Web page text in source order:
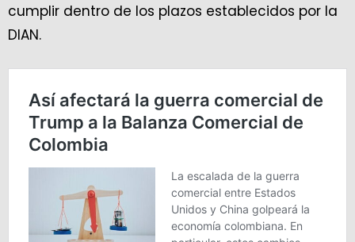
cumplir dentro de los plazos establecidos por la
DIAN.